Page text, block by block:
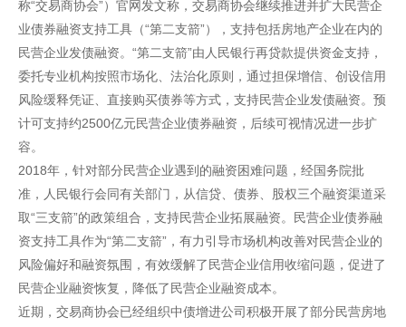
称“交易商协会”）官网发文称，交易商协会继续推进并扩大民营企
业债券融资支持工具（“第二支箭”），支持包括房地产企业在内的
民营企业发债融资。“第二支箭”由人民银行再贷款提供资金支持，
委托专业机构按照市场化、法治化原则，通过担保增信、创设信用
风险缓释凭证、直接购买债券等方式，支持民营企业发债融资。预
计可支持约2500亿元民营企业债券融资，后续可视情况进一步扩
容。
2018年，针对部分民营企业遇到的融资困难问题，经国务院批
准，人民银行会同有关部门，从信贷、债券、股权三个融资渠道采
取“三支箭”的政策组合，支持民营企业拓展融资。民营企业债券融
资支持工具作为“第二支箭”，有力引导市场机构改善对民营企业的
风险偏好和融资氛围，有效缓解了民营企业信用收缩问题，促进了
民营企业融资恢复，降低了民营企业融资成本。
近期，交易商协会已经组织中债增进公司积极开展了部分民营房地